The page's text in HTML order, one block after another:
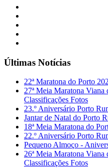
Últimas Notícias
22ª Maratona do Porto
27ª Meia Maratona Viana
Classificações Fotos
23.º Aniversário Porto
Jantar de Natal do Porto
18ª Meia Maratona do
22.º Aniversário Porto
Pequeno Almoço -
26ª Meia Maratona Viana
Classificações Fotos